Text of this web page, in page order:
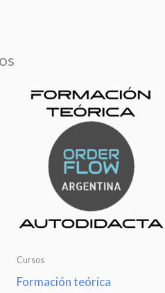
Cursos
Formación teórica